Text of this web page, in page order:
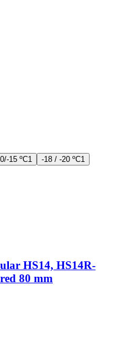
15 ºC1 -18 / -20 ºC1
HS14, HS14R-
80 mm